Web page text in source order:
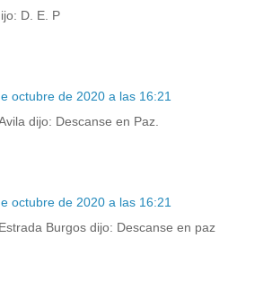
D. E. P
octubre de 2020 a las 16:21
dijo: Descanse en Paz.
octubre de 2020 a las 16:21
Burgos dijo: Descanse en paz